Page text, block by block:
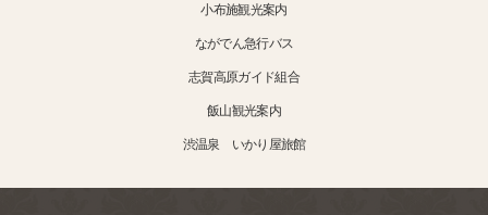
小布施観光案内
ながでん急行バス
志賀高原ガイド組合
飯山観光案内
渋温泉 いかり屋旅館